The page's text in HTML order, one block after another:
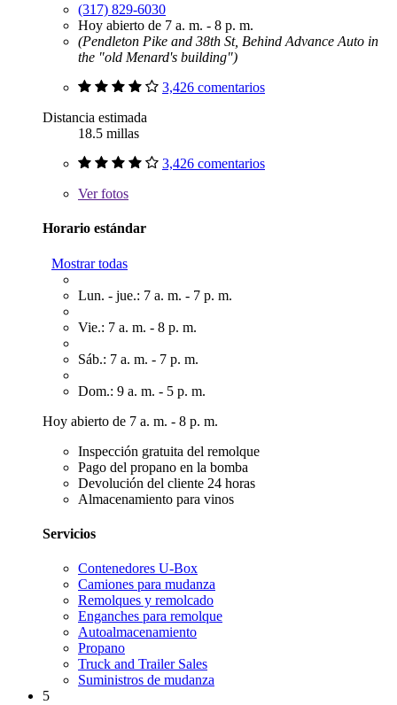
(317) 829-6030
Hoy abierto de 7 a. m. - 8 p. m.
(Pendleton Pike and 38th St, Behind Advance Auto in
the "old Menard's building")
3,426 comentarios
Distancia estimada
18.5 millas
3,426 comentarios
Verfotos
Horario estándar
Mostrar todas
Lun. - jue.: 7 a. m. - 7 p. m.
Vie.: 7 a. m. - 8 p. m.
Sáb.: 7 a. m. - 7 p. m.
Dom.: 9 a. m. - 5 p. m.
Hoy abierto de 7 a. m. - 8 p. m.
Inspección gratuita del remolque
Pago del propano en la bomba
Devolución del cliente 24 horas
Almacenamiento para vinos
Servicios
Contenedores U-Box
Camiones para mudanza
Remolques y remolcado
Enganches para remolque
Autoalmacenamiento
Propano
Truck and Trailer Sales
Suministros de mudanza
5